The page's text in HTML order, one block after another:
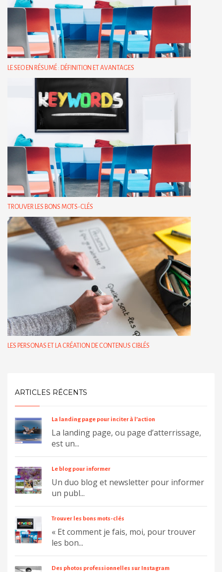
LE SEO EN RÉSUMÉ : DÉFINITION ET AVANTAGES
TROUVER LES BONS MOTS-CLÉS
LES PERSONAS ET LA CRÉATION DE CONTENUS CIBLÉS
ARTICLES RÉCENTS
La landing page pour inciter à l’action
La landing page, ou page d’atterrissage,
est un...
Le blog pour informer
Un duo blog et newsletter pour informer
un publ...
Trouver les bons mots-clés
« Et comment je fais, moi, pour trouver
les bon...
Des photos professionnelles sur Instagram